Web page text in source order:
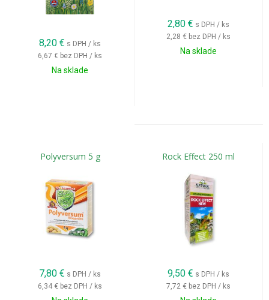
8,20 € s DPH / ks
6,67 € bez DPH / ks
Na sklade
2,80 € s DPH / ks
2,28 € bez DPH / ks
Na sklade
Polyversum 5 g
7,80 € s DPH / ks
6,34 € bez DPH / ks
Rock Effect 250 ml
9,50 € s DPH / ks
7,72 € bez DPH / ks